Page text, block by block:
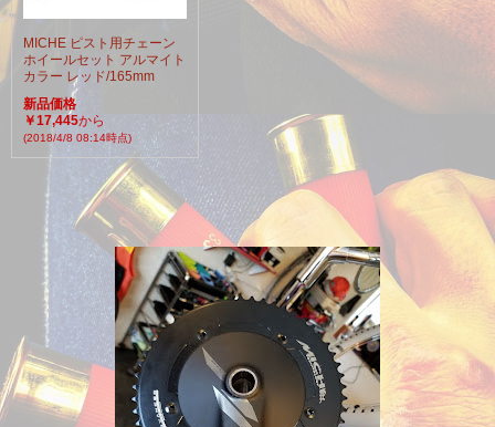
MICHE ピスト用チェーン
ホイールセット アルマイト
カラー レッド/165mm
新品価格
￥17,445から
(2018/4/8 08:14時点)